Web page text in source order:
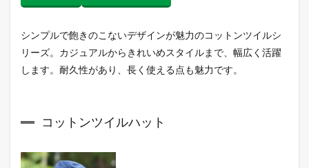
シンプルで飽きのこないデザインが魅力のコットンツイルシ
リーズ。カジュアルからきれいめスタイルまで、幅広く活躍
します。耐久性があり、長く使える点も魅力です。
コットンツイルハット